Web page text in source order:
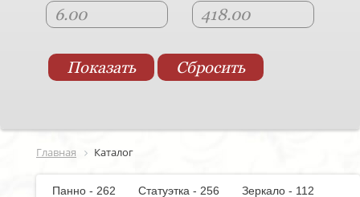
Главная Каталог
Панно - 262 Статуэтка - 256
Зеркало - 112